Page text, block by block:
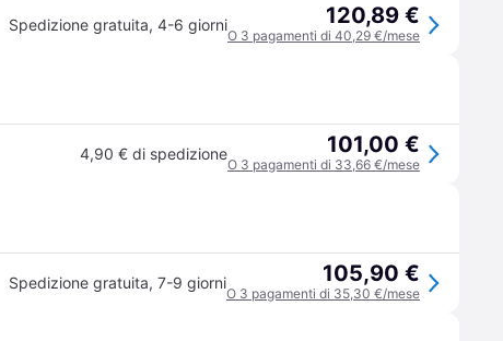
Spedizione gratuita, 4-6 giorni 120,89 €
O 3 pagamenti di 40,29 €/mese
4,90 € di spedizione 101,00 €
O 3 pagamenti di 33,66 €/mese
Spedizione gratuita, 7-9 giorni 105,90 €
O 3 pagamenti di 35,30 €/mese